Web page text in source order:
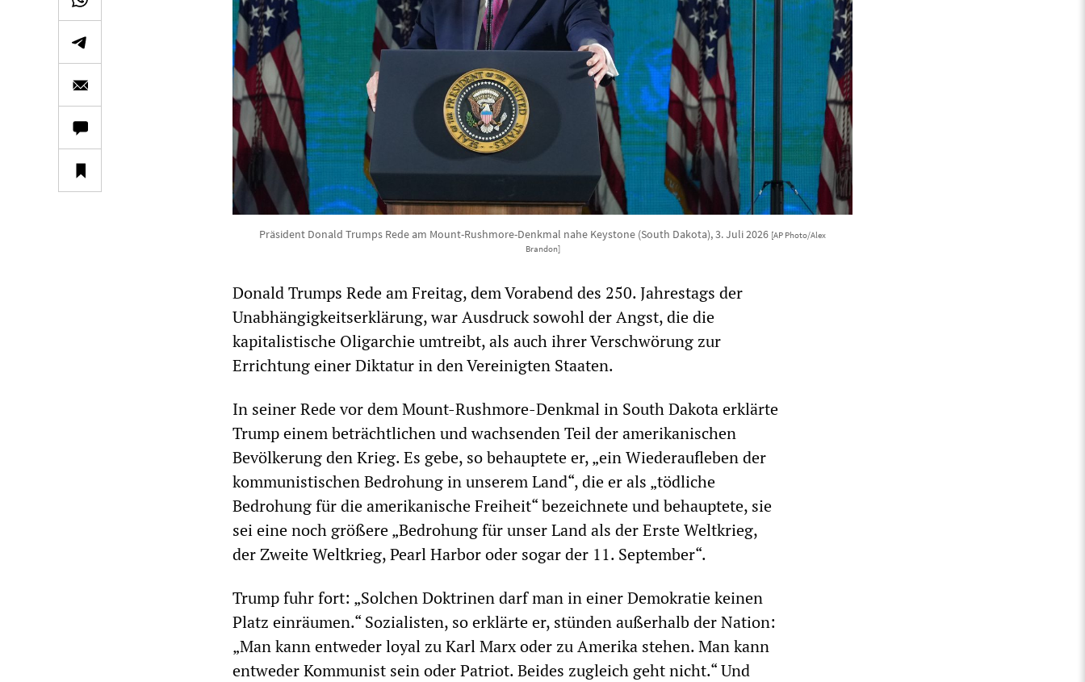
Präsident Donald Trumps Rede am Mount-Rushmore-Denkmal nahe Keystone (South Dakota), 3. Juli 2026 [AP Photo/Alex
Brandon]
Donald Trumps Rede am Freitag, dem Vorabend des 250. Jahrestags der
Unabhängigkeitserklärung, war Ausdruck sowohl der Angst, die die
kapitalistische Oligarchie umtreibt, als auch ihrer Verschwörung zur
Errichtung einer Diktatur in den Vereinigten Staaten.
In seiner Rede vor dem Mount-Rushmore-Denkmal in South Dakota erklärte
Trump einem beträchtlichen und wachsenden Teil der amerikanischen
Bevölkerung den Krieg. Es gebe, so behauptete er, „ein Wiederaufleben der
kommunistischen Bedrohung in unserem Land“, die er als „tödliche
Bedrohung für die amerikanische Freiheit“ bezeichnete und behauptete, sie
sei eine noch größere „Bedrohung für unser Land als der Erste Weltkrieg,
der Zweite Weltkrieg, Pearl Harbor oder sogar der 11. September“.
Trump fuhr fort: „Solchen Doktrinen darf man in einer Demokratie keinen
Platz einräumen.“ Sozialisten, so erklärte er, stünden außerhalb der Nation:
„Man kann entweder loyal zu Karl Marx oder zu Amerika stehen. Man kann
entweder Kommunist sein oder Patriot. Beides zugleich geht nicht.“ Und